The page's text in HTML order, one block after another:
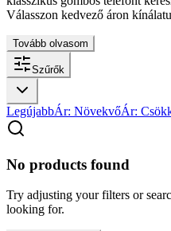
Válasszon kedvező áron
Tovább olvasom
Szűrők
LegújabbÁr: NövekvőÁr:
No products found
Try adjusting your filters or
looking for.